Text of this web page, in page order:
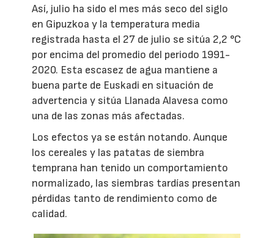
Así, julio ha sido el mes más seco del siglo
en Gipuzkoa y la temperatura media
registrada hasta el 27 de julio se sitúa 2,2 °C
por encima del promedio del periodo 1991-
2020. Esta escasez de agua mantiene a
buena parte de Euskadi en situación de
advertencia y sitúa Llanada Alavesa como
una de las zonas más afectadas.
Los efectos ya se están notando. Aunque
los cereales y las patatas de siembra
temprana han tenido un comportamiento
normalizado, las siembras tardías presentan
pérdidas tanto de rendimiento como de
calidad.